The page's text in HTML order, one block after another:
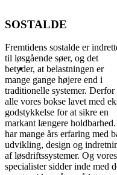
SOSTALDE
Fremtidens sostalde er
til løsgående søer, og det
betyder, at belastningen er
mange gange højere end i
traditionelle systemer. Derfor
alle vores bokse lavet med
godstykkelse for at sikre en
markant længere
har mange års erfaring med
udvikling, design og
af løsdriftssystemer. Og vores
specialister sidder inde med